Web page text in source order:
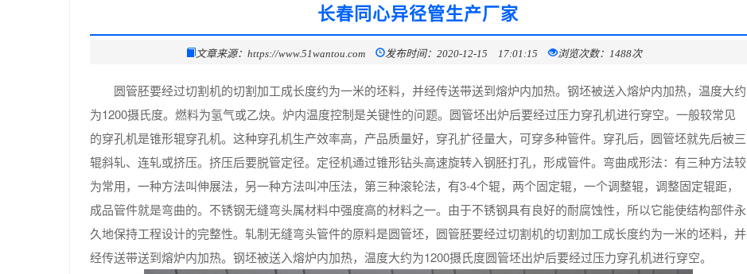
长春同心异径管生产厂家
文章来源：https://www.51wantou.com 发布时间：2020-12-15 17:01:15 浏览次数：1488次
圆管胚要经过切割机的切割加工成长度约为一米的坯料，并经传送带送到熔炉内加热。钢坯被送入熔炉内加热，温度大约
为1200摄氏度。燃料为氢气或乙炔。炉内温度控制是关键性的问题。圆管坯出炉后要经过压力穿孔机进行穿空。一般较常见
的穿孔机是锥形辊穿孔机。这种穿孔机生产效率高，产品质量好，穿孔扩径量大，可穿多种管件。穿孔后，圆管坯就先后被三
辊斜轧、连轧或挤压。挤压后要脱管定径。定径机通过锥形钻头高速旋转入钢胚打孔，形成管件。弯曲成形法：有三种方法较
为常用，一种方法叫伸展法，另一种方法叫冲压法，第三种滚轮法，有3-4个辊，两个固定辊，一个调整辊，调整固定辊距，
成品管件就是弯曲的。不锈钢无缝弯头属材料中强度高的材料之一。由于不锈钢具有良好的耐腐蚀性，所以它能使结构部件永
久地保持工程设计的完整性。轧制无缝弯头管件的原料是圆管坯，圆管胚要经过切割机的切割加工成长度约为一米的坯料，并
经传送带送到熔炉内加热。钢坯被送入熔炉内加热，温度大约为1200摄氏度圆管坯出炉后要经过压力穿孔机进行穿空。